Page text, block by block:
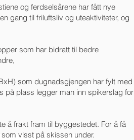
og ferdselsårene har fått nye
gang til friluftsliv og uteaktiviteter, og
som har bidratt til bedre
som dugnadsgjengen har fylt med
på plass legger man inn spikerslag for
å frakt fram til byggestedet. For å få
visst på skissen under.